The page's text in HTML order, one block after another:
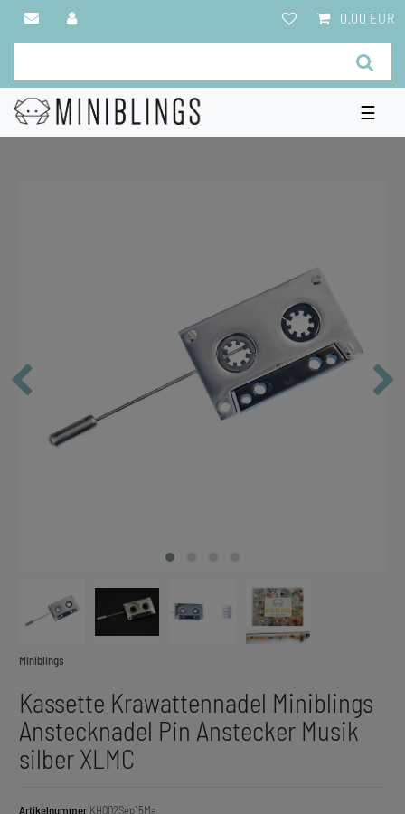
0,00 EUR
☰
Miniblings
Kassette Krawattennadel Miniblings
Anstecknadel Pin Anstecker Musik
silber XLMC
Artikelnummer KH002Sep15Ma